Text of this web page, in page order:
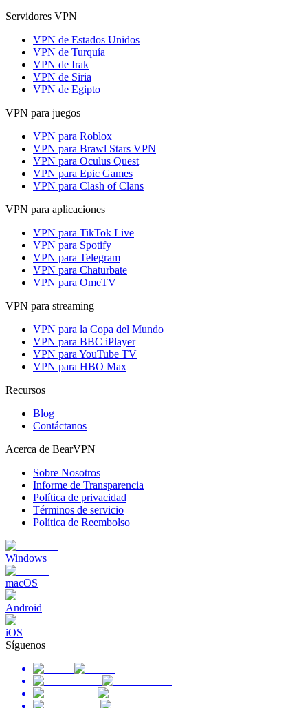
Servidores VPN
VPN de Estados Unidos
VPN de Turquía
VPN de Irak
VPN de Siria
VPN de Egipto
VPN para juegos
VPN para Roblox
VPN para Brawl Stars VPN
VPN para Oculus Quest
VPN para Epic Games
VPN para Clash of Clans
VPN para aplicaciones
VPN para TikTok Live
VPN para Spotify
VPN para Telegram
VPN para Chaturbate
VPN para OmeTV
VPN para streaming
VPN para la Copa del Mundo
VPN para BBC iPlayer
VPN para YouTube TV
VPN para HBO Max
Recursos
Blog
Contáctanos
Acerca de BearVPN
Sobre Nosotros
Informe de Transparencia
Política de privacidad
Términos de servicio
Política de Reembolso
Windows
macOS
Android
iOS
Síguenos